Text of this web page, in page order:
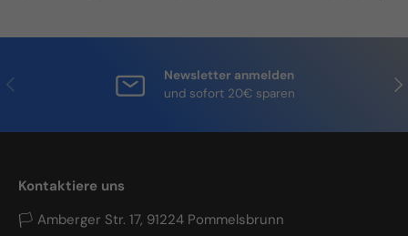
Vorherige
Newsletter anmelden
und sofort 20€ sparen
Kontaktiere uns
🏳 Amberger Str. 17, 91224 Pommelsbrunn